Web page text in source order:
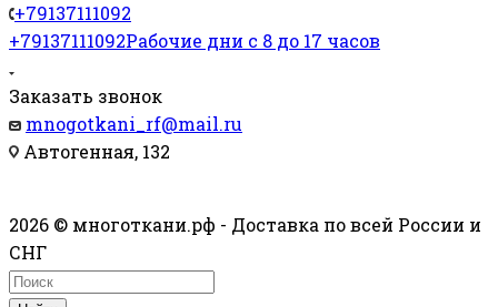
+79137111092
+79137111092Рабочие дни с 8 до 17 часов
Заказать звонок
mnogotkani_rf@mail.ru
Автогенная, 132
2026 © многоткани.рф - Доставка по всей России и
СНГ